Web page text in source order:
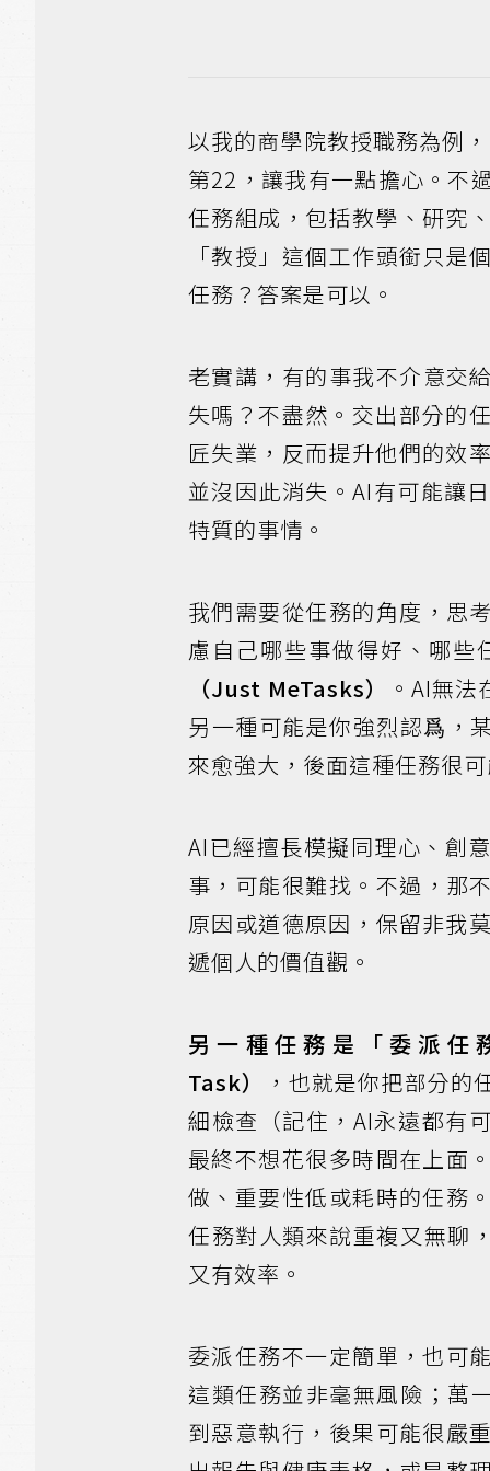
以我的商學院教授職務為例
第22，讓我有一點擔心。不
任務組成，包括教學、研究
「教授」這個工作頭銜只
任務？答案是可以。
老實講，有的事我不介意交
失嗎？不盡然。交出部分的
匠失業，反而提升他們的效
並沒因此消失。AI有可能讓
特質的事情。
我們需要從任務的角度，思
慮自己哪些事做得好、哪些
（Just MeTasks）
。AI無
另一種可能是你強烈認爲，
來愈強大，後面這種任務很
AI已經擅長模擬同理心、創
事，可能很難找。不過，那
原因或道德原因，保留非我
遞個人的價值觀。
另一種任務是「委派任
Task）
，也就是你把部分的
細檢查（記住，AI永遠都有
最終不想花很多時間在上面
做、重要性低或耗時的任務
任務對人類來說重複又無聊
又有效率。
委派任務不一定簡單，也可
這類任務並非毫無風險；萬
到惡意執行，後果可能很嚴